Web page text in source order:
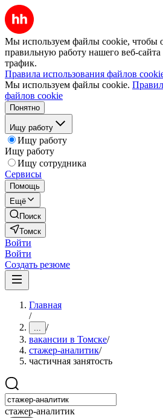
Мы используем файлы cookie, чтобы
правильную работу нашего веб-сайта
трафик.
Правила использования файлов
Мы используем файлы cookie.
файлов cookie
Понятно
Ищу работу
Ищу работу
Ищу работу
Ищу сотрудника
Сервисы
Помощь
Ещё
Поиск
Томск
Войти
Войти
Создать резюме
Главная
/
... /
вакансии в Томске/
стажер-аналитик/
частичная занятость
стажер-аналитик